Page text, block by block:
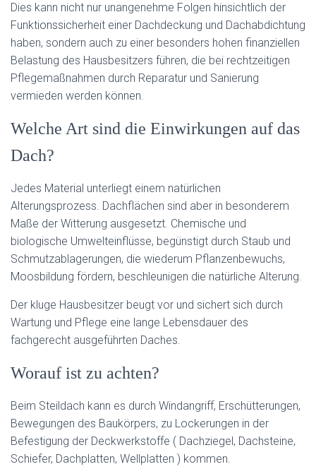
E
Dies kann nicht nur unangenehme Folgen hinsichtlich der
Funktionssicherheit einer Dachdeckung und Dachabdichtung
haben, sondern auch zu einer besonders hohen finanziellen
Belastung des Hausbesitzers führen, die bei rechtzeitigen
Pflegemaßnahmen durch Reparatur und Sanierung
vermieden werden können.
Welche Art sind die Einwirkungen auf das
Dach?
Jedes Material unterliegt einem natürlichen
Alterungsprozess. Dachflächen sind aber in besonderem
Maße der Witterung ausgesetzt. Chemische und
biologische Umwelteinflüsse, begünstigt durch Staub und
Schmutzablagerungen, die wiederum Pflanzenbewuchs,
Moosbildung fördern, beschleunigen die natürliche Alterung.
Der kluge Hausbesitzer beugt vor und sichert sich durch
Wartung und Pflege eine lange Lebensdauer des
fachgerecht ausgeführten Daches.
Worauf ist zu achten?
Beim Steildach kann es durch Windangriff, Erschütterungen,
Bewegungen des Baukörpers, zu Lockerungen in der
Befestigung der Deckwerkstoffe ( Dachziegel, Dachsteine,
Schiefer, Dachplatten, Wellplatten ) kommen.